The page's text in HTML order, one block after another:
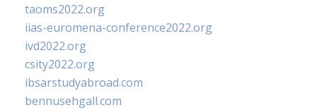
taoms2022.org
iias-euromena-conference2022.org
ivd2022.org
csity2022.org
ibsarstudyabroad.com
bennusehgall.com